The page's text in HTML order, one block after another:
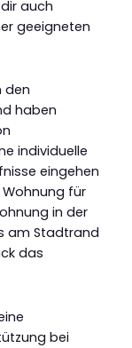
auch
geeigneten
den
haben
individuelle
eingehen
für
in der
am Stadtrand
das
bei